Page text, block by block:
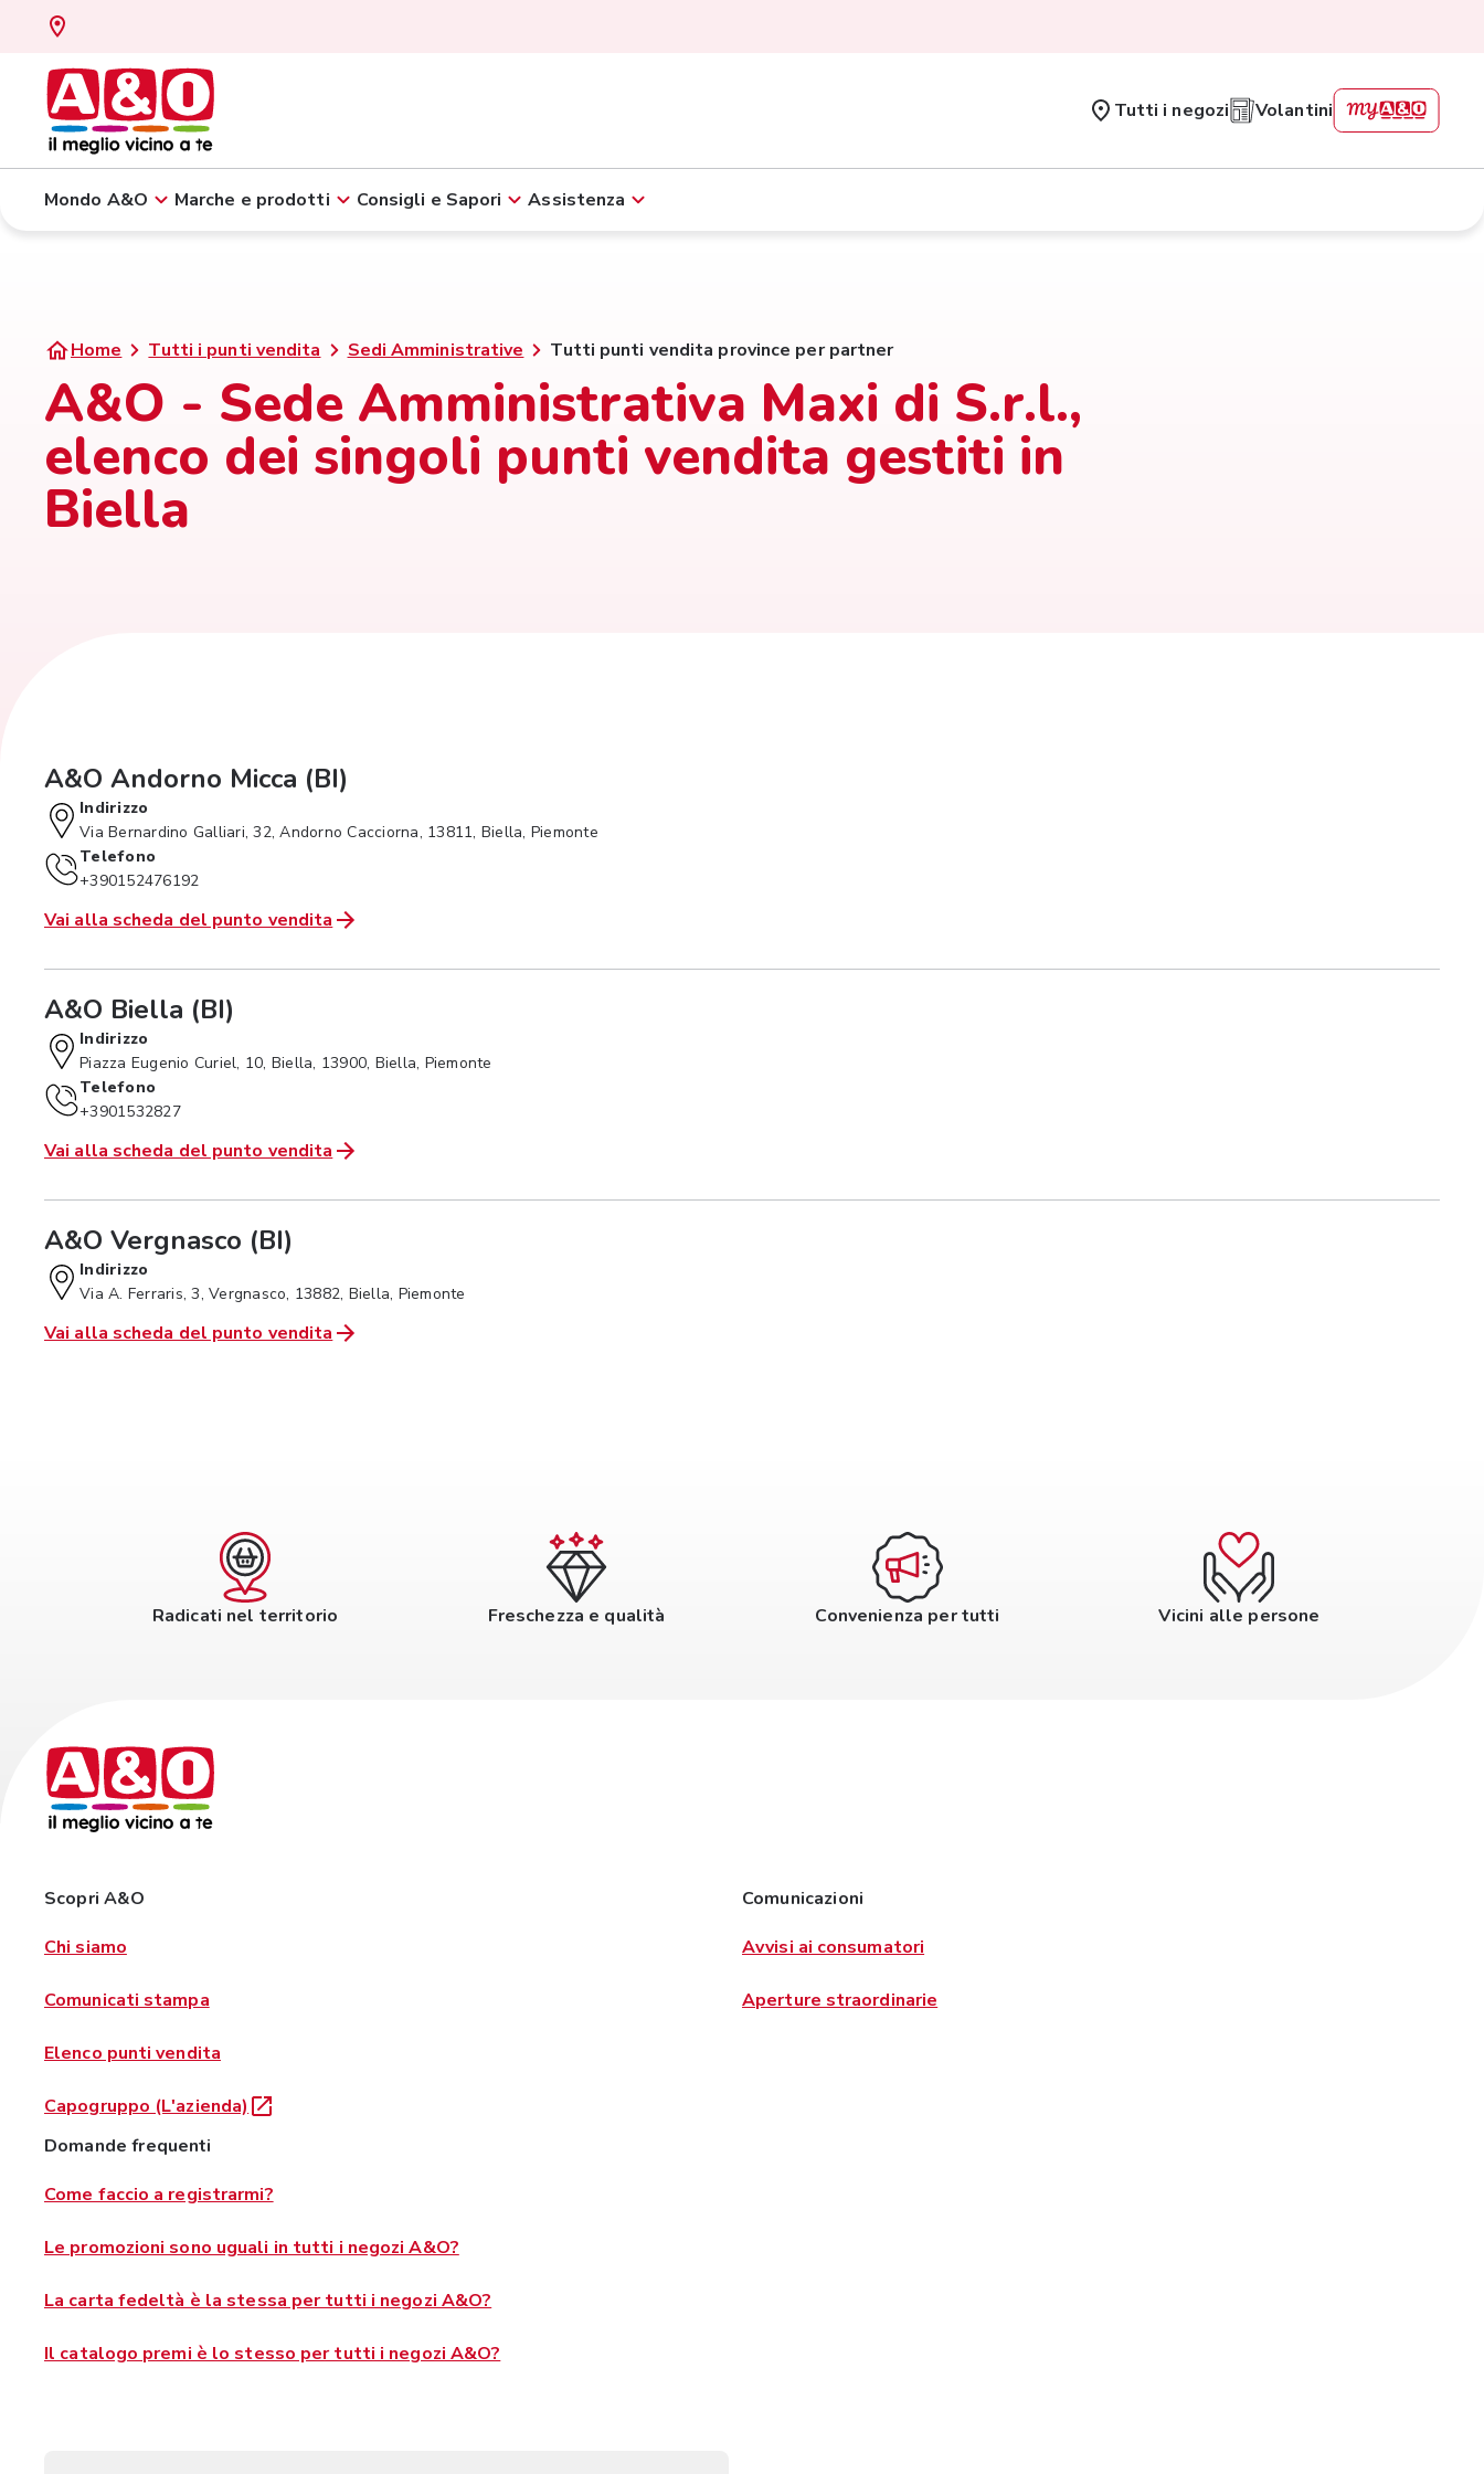
Tutti i negozi Volantini
Mondo A&O Marche e prodotti Consigli e Sapori Assistenza
Home Tutti i punti vendita Sedi Amministrative Tutti punti vendita province per partner
A&O - Sede Amministrativa Maxi di S.r.l.,
elenco dei singoli punti vendita gestiti in
Biella
A&O Andorno Micca (BI)
Indirizzo
Via Bernardino Galliari, 32, Andorno Cacciorna, 13811, Biella, Piemonte
Telefono
+390152476192
Vai alla scheda del punto vendita
A&O Biella (BI)
Indirizzo
Piazza Eugenio Curiel, 10, Biella, 13900, Biella, Piemonte
Telefono
+3901532827
Vai alla scheda del punto vendita
A&O Vergnasco (BI)
Indirizzo
Via A. Ferraris, 3, Vergnasco, 13882, Biella, Piemonte
Vai alla scheda del punto vendita
Radicati nel territorio Freschezza e qualità Convenienza per tutti Vicini alle persone
Scopri A&O
Chi siamo
Comunicati stampa
Elenco punti vendita
Capogruppo (L'azienda)
Comunicazioni
Avvisi ai consumatori
Aperture straordinarie
Domande frequenti
Come faccio a registrarmi?
Le promozioni sono uguali in tutti i negozi A&O?
La carta fedeltà è la stessa per tutti i negozi A&O?
Il catalogo premi è lo stesso per tutti i negozi A&O?